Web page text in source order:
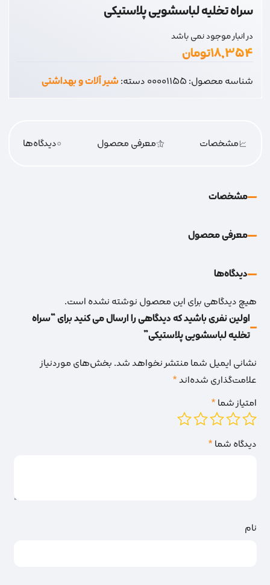
سراه تخلیه لباسشویی پلاستیکی
در انبار موجود نمی باشد
۱۸,۳۵۴تومان
شناسه محصول:00001155دسته:شیر آلات و بهداشتی
مشخصات معرفی محصول 0دیدگاه‌‌ها
مشخصات
معرفی محصول
دیدگاه‌‌ها
هیچ دیدگاهی برای این محصول نوشته نشده است.
اولین نفری باشید که دیدگاهی را ارسال می کنید برای “سراه
تخلیه لباسشویی پلاستیکی”
نشانی ایمیل شما منتشر نخواهد شد.بخش‌های موردنیاز
علامت‌گذاری شده‌اند*
امتیاز شما*
دیدگاه شما*
نام